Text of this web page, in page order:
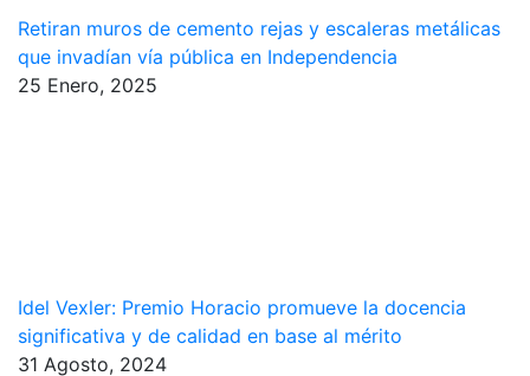
Retiran muros de cemento rejas y escaleras metálicas
que invadían vía pública en Independencia
25 Enero, 2025
Idel Vexler: Premio Horacio promueve la docencia
significativa y de calidad en base al mérito
31 Agosto, 2024